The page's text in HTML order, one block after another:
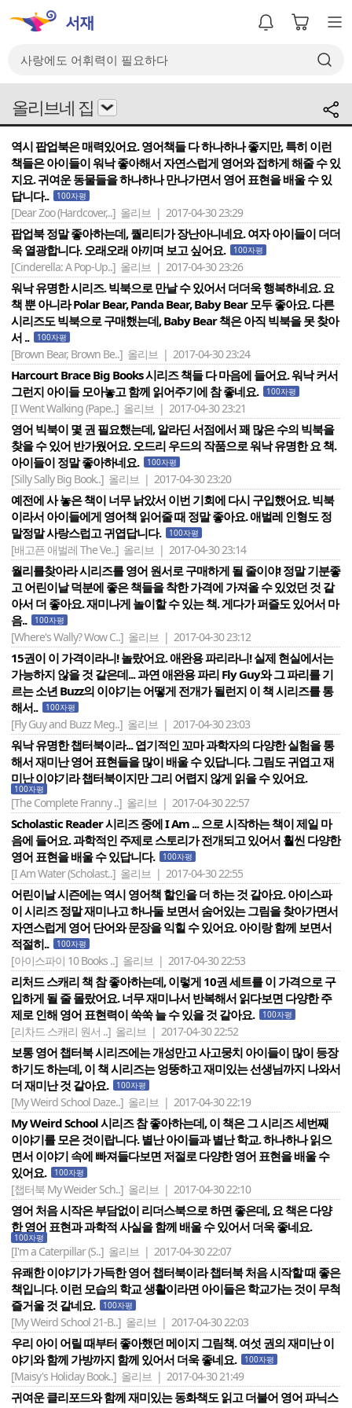
올리브네 집
역시 팝업북은 매력있어요. 영어책들 다 하나하나 좋지만, 특히 이런
책들은 아이들이 워낙 좋아해서 자연스럽게 영어와 접하게 해줄 수 있
지요. 귀여운 동물들을 하나하나 만나가면서 영어 표현을 배울 수 있
답니다..
100자평
[Dear Zoo (Hardcover,..] 올리브 | 2017-04-30 23:29
팝업북 정말 좋아하는데, 퀄리티가 장난아니네요. 여자 아이들이 더더
욱 열광합니다. 오래오래 아끼며 보고 싶어요.
100자평
[Cinderella: A Pop-Up..] 올리브 | 2017-04-30 23:26
워낙 유명한 시리즈. 빅북으로 만날 수 있어서 더더욱 행복하네요. 요
책 뿐 아니라 Polar Bear, Panda Bear, Baby Bear 모두 좋아요. 다른
시리즈도 빅북으로 구매했는데, Baby Bear 책은 아직 빅북을 못 찾아
서 ..
100자평
[Brown Bear, Brown Be..] 올리브 | 2017-04-30 23:24
Harcourt Brace Big Books 시리즈 책들 다 마음에 들어요. 워낙 커서
그런지 아이들 모아놓고 함께 읽어주기에 참 좋네요.
100자평
[I Went Walking (Pape..] 올리브 | 2017-04-30 23:21
영어 빅북이 몇 권 필요했는데, 알라딘 서점에서 꽤 많은 수의 빅북을
찾을 수 있어 반가웠어요. 오드리 우드의 작품으로 워낙 유명한 요 책.
아이들이 정말 좋아하네요.
100자평
[Silly Sally Big Book..] 올리브 | 2017-04-30 23:20
예전에 사 놓은 책이 너무 낡았서 이번 기회에 다시 구입했어요. 빅북
이라서 아이들에게 영어책 읽어줄 때 정말 좋아요. 애벌레 인형도 정
말정말 사랑스럽고 귀엽답니다.
100자평
[배고픈 애벌레 The Ve..] 올리브 | 2017-04-30 23:14
월리를찾아라 시리즈를 영어 원서로 구매하게 될 줄이야! 정말 기분좋
고 어린이날 덕분에 좋은 책들을 착한 가격에 가져올 수 있었던 것 같
아서 더 좋아요. 재미나게 놀이할 수 있는 책. 게다가 퍼즐도 있어서 마
음..
100자평
[Where's Wally? Wow C..] 올리브 | 2017-04-30 23:12
15권이 이 가격이라니! 놀랐어요. 애완용 파리라니! 실제 현실에서는
가능하지 않을 것 같은데... 과연 애완용 파리 Fly Guy와 그 파리를 기
르는 소년 Buzz의 이야기는 어떻게 전개가 될런지 이 책 시리즈를 통
해서..
100자평
[Fly Guy and Buzz Meg..] 올리브 | 2017-04-30 23:03
워낙 유명한 챕터북이라... 엽기적인 꼬마 과학자의 다양한 실험을 통
해서 재미난 영어 표현들을 많이 배울 수 있답니다. 그림도 귀엽고 재
미난 이야기라 챕터북이지만 그리 어렵지 않게 읽을 수 있어요.
100자평
[The Complete Franny ..] 올리브 | 2017-04-30 22:57
Scholastic Reader 시리즈 중에 I Am ... 으로 시작하는 책이 제일 마
음에 들어요. 과학적인 주제로 스토리가 전개되고 있어서 훨씬 다양한
영어 표현을 배울 수 있답니다.
100자평
[I Am Water (Scholast..] 올리브 | 2017-04-30 22:55
어린이날 시즌에는 역시 영어책 할인을 더 하는 것 같아요. 아이스파
이 시리즈 정말 재미나고 하나둘 보면서 숨어있는 그림을 찾아가면서
자연스럽게 영어 단어와 문장을 익힐 수 있어요. 아이랑 함께 보면서
적절히..
100자평
[아이스파이 10 Books ..] 올리브 | 2017-04-30 22:53
리처드 스캐리 책 참 좋아하는데, 이렇게 10권 세트를 이 가격으로 구
입하게 될 줄 몰랐어요. 너무 재미나서 반복해서 읽다보면 다양한 주
제로 인해 영어 표현력이 쑥쑥 늘 수 있을 것 같아요.
100자평
[리차드 스캐리 원서 ..] 올리브 | 2017-04-30 22:52
보통 영어 챕터북 시리즈에는 개성만고 사고뭉치 아이들이 많이 등장
하기도 하는데, 이 책 시리즈는 엉뚱하고 재미있는 선생님까지 나와서
더 재미난 것 같아요.
100자평
[My Weird School Daze..] 올리브 | 2017-04-30 22:19
My Weird School 시리즈 참 좋아하는데, 이 책은 그 시리즈 세번째
이야기를 모은 것이랍니다. 별난 아이들과 별난 학교. 하나하나 읽으
면서 이야기 속에 빠져들다보면 저절로 다양한 영어 표현을 배울 수
있어요.
100자평
[챕터북 My Weider Sch..] 올리브 | 2017-04-30 22:10
영어 처음 시작은 부담없이 리더스북으로 하면 좋은데, 요 책은 다양
한 영어 표현과 과학적 사실을 함께 배울 수 있어서 더욱 좋네요.
100자평
[I'm a Caterpillar (S..] 올리브 | 2017-04-30 22:07
유쾌한 이야기가 가득한 영어 챕터북이라 챕터북 처음 시작할 때 좋은
책입니다. 이런 모습의 학교 생활이라면 아이들은 학교가는 것이 무척
즐거울 것 같네요.
100자평
[My Weird School 21-B..] 올리브 | 2017-04-30 22:03
우리 아이 어릴 때부터 좋아했던 메이지 그림책. 여섯 권의 재미난 이
야기와 함께 가방까지 함께 있어서 더욱 좋네요.
100자평
[Maisy's Holiday Book..] 올리브 | 2017-04-30 21:49
귀여운 클리포드와 함께 재미있는 동화책도 읽고 더불어 영어 파닉스